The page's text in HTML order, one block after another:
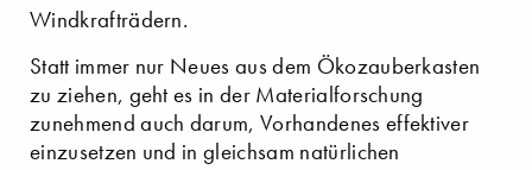
Windkrafträdern.
Statt immer nur Neues aus dem Ökozauberkasten
zu ziehen, geht es in der Materialforschung
zunehmend auch darum, Vorhandenes effektiver
einzusetzen und in gleichsam natürlichen